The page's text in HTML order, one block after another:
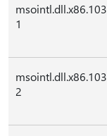
msointl.dll.x86.103
1
msointl.dll.x86.103
2